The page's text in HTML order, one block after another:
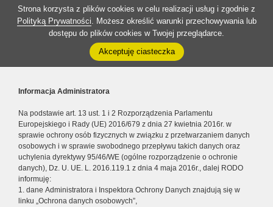
Strona korzysta z plików cookies w celu realizacji usług i zgodnie z
Polityką Prywatności. Możesz określić warunki przechowywania lub
dostępu do plików cookies w Twojej przeglądarce.
Akceptuję ciasteczka
Informacja Administratora
Na podstawie art. 13 ust. 1 i 2 Rozporządzenia Parlamentu
Europejskiego i Rady (UE) 2016/679 z dnia 27 kwietnia 2016r. w
sprawie ochrony osób fizycznych w związku z przetwarzaniem danych
osobowych i w sprawie swobodnego przepływu takich danych oraz
uchylenia dyrektywy 95/46/WE (ogólne rozporządzenie o ochronie
danych), Dz. U. UE. L. 2016.119.1 z dnia 4 maja 2016r., dalej RODO
informuję:
1. dane Administratora i Inspektora Ochrony Danych znajdują się w
linku „Ochrona danych osobowych”,